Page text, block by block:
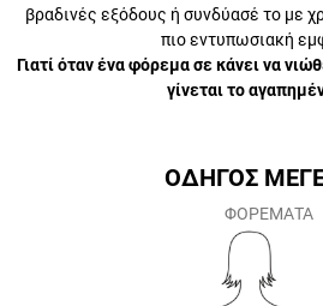
βραδινές εξόδους ή συνδύασέ το με
εντυπωσιακή
Γιατί όταν ένα φόρεμα σε κάνει να
μαζί, γίνεται το
ΟΔΗΓΟΣ
ΦΟΡΕΜΑΤΑ